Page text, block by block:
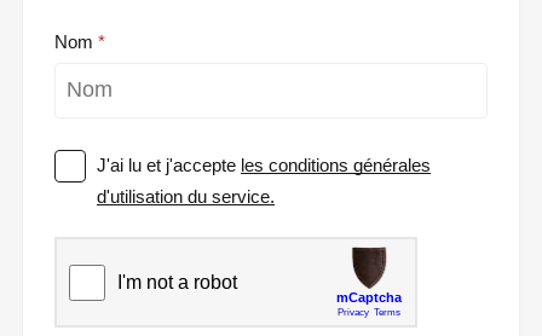
Nom
J'ai lu et j'accepte les conditions générales
d'utilisation du service.